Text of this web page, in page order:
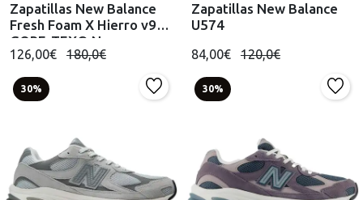
Zapatillas New Balance
Fresh Foam X Hierro v9
GORE-TEX® Negro
126,00€ 180,0€
Zapatillas New Balance
U574
84,00€ 120,0€
30% 30%